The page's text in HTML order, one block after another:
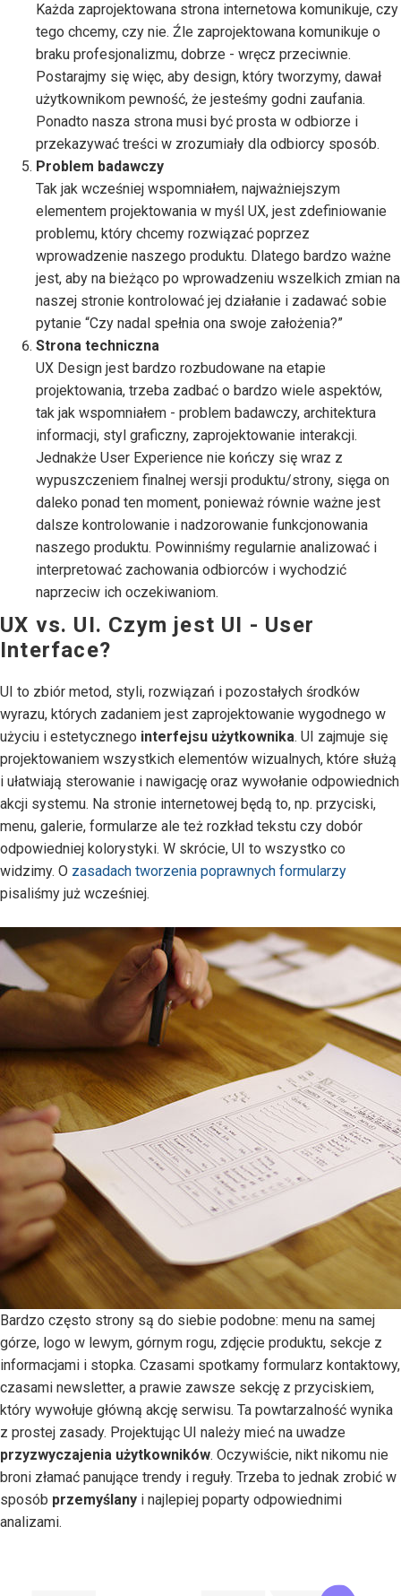
Każda zaprojektowana strona internetowa komunikuje, czy
tego chcemy, czy nie. Źle zaprojektowana komunikuje o
braku profesjonalizmu, dobrze - wręcz przeciwnie.
Postarajmy się więc, aby design, który tworzymy, dawał
użytkownikom pewność, że jesteśmy godni zaufania.
Ponadto nasza strona musi być prosta w odbiorze i
przekazywać treści w zrozumiały dla odbiorcy sposób.
Problem badawczy
Tak jak wcześniej wspomniałem, najważniejszym
elementem projektowania w myśl UX, jest zdefiniowanie
problemu, który chcemy rozwiązać poprzez
wprowadzenie naszego produktu. Dlatego bardzo ważne
jest, aby na bieżąco po wprowadzeniu wszelkich zmian na
naszej stronie kontrolować jej działanie i zadawać sobie
pytanie “Czy nadal spełnia ona swoje założenia?”
Strona techniczna
UX Design jest bardzo rozbudowane na etapie
projektowania, trzeba zadbać o bardzo wiele aspektów,
tak jak wspomniałem - problem badawczy, architektura
informacji, styl graficzny, zaprojektowanie interakcji.
Jednakże User Experience nie kończy się wraz z
wypuszczeniem finalnej wersji produktu/strony, sięga on
daleko ponad ten moment, ponieważ równie ważne jest
dalsze kontrolowanie i nadzorowanie funkcjonowania
naszego produktu. Powinniśmy regularnie analizować i
interpretować zachowania odbiorców i wychodzić
naprzeciw ich oczekiwaniom.
UX vs. UI. Czym jest UI - User
Interface?
UI to zbiór metod, styli, rozwiązań i pozostałych środków
wyrazu, których zadaniem jest zaprojektowanie wygodnego w
użyciu i estetycznego interfejsu użytkownika. UI zajmuje się
projektowaniem wszystkich elementów wizualnych, które służą
i ułatwiają sterowanie i nawigację oraz wywołanie odpowiednich
akcji systemu. Na stronie internetowej będą to, np. przyciski,
menu, galerie, formularze ale też rozkład tekstu czy dobór
odpowiedniej kolorystyki. W skrócie, UI to wszystko co
widzimy. O zasadach tworzenia poprawnych formularzy
pisaliśmy już wcześniej.
Bardzo często strony są do siebie podobne: menu na samej
górze, logo w lewym, górnym rogu, zdjęcie produktu, sekcje z
informacjami i stopka. Czasami spotkamy formularz kontaktowy,
czasami newsletter, a prawie zawsze sekcję z przyciskiem,
który wywołuje główną akcję serwisu. Ta powtarzalność wynika
z prostej zasady. Projektując UI należy mieć na uwadze
przyzwyczajenia użytkowników. Oczywiście, nikt nikomu nie
broni złamać panujące trendy i reguły. Trzeba to jednak zrobić w
sposób przemyślany i najlepiej poparty odpowiednimi
analizami.